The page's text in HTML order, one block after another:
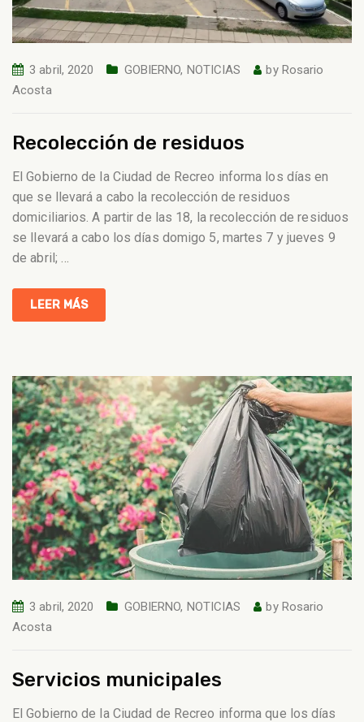
3 abril, 2020 GOBIERNO, NOTICIAS by Rosario
Acosta
Recolección de residuos
El Gobierno de la Ciudad de Recreo informa los días en
que se llevará a cabo la recolección de residuos
domiciliarios. A partir de las 18, la recolección de residuos
se llevará a cabo los días domigo 5, martes 7 y jueves 9
de abril;
LEER MÁS
3 abril, 2020 GOBIERNO, NOTICIAS by Rosario
Acosta
Servicios municipales
El Gobierno de la Ciudad de Recreo informa que los días